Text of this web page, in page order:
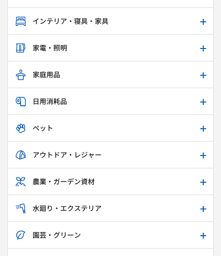
インテリア・寝具・家具
家電・照明
家庭用品
日用消耗品
ペット
アウトドア・レジャー
農業・ガーデン資材
水廻り・エクステリア
園芸・グリーン